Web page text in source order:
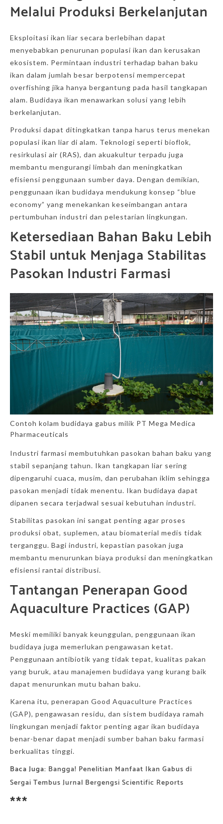
Melalui Produksi Berkelanjutan
Eksploitasi ikan liar secara berlebihan dapat
menyebabkan penurunan populasi ikan dan kerusakan
ekosistem. Permintaan industri terhadap bahan baku
ikan dalam jumlah besar berpotensi mempercepat
overfishing jika hanya bergantung pada hasil tangkapan
alam. Budidaya ikan menawarkan solusi yang lebih
berkelanjutan.
Produksi dapat ditingkatkan tanpa harus terus menekan
populasi ikan liar di alam. Teknologi seperti bioflok,
resirkulasi air (RAS), dan akuakultur terpadu juga
membantu mengurangi limbah dan meningkatkan
efisiensi penggunaan sumber daya. Dengan demikian,
penggunaan ikan budidaya mendukung konsep “blue
economy” yang menekankan keseimbangan antara
pertumbuhan industri dan pelestarian lingkungan.
Ketersediaan Bahan Baku Lebih
Stabil untuk Menjaga Stabilitas
Pasokan Industri Farmasi
Contoh kolam budidaya gabus milik PT Mega Medica
Pharmaceuticals
Industri farmasi membutuhkan pasokan bahan baku yang
stabil sepanjang tahun. Ikan tangkapan liar sering
dipengaruhi cuaca, musim, dan perubahan iklim sehingga
pasokan menjadi tidak menentu. Ikan budidaya dapat
dipanen secara terjadwal sesuai kebutuhan industri.
Stabilitas pasokan ini sangat penting agar proses
produksi obat, suplemen, atau biomaterial medis tidak
terganggu. Bagi industri, kepastian pasokan juga
membantu menurunkan biaya produksi dan meningkatkan
efisiensi rantai distribusi.
Tantangan Penerapan Good
Aquaculture Practices (GAP)
Meski memiliki banyak keunggulan, penggunaan ikan
budidaya juga memerlukan pengawasan ketat.
Penggunaan antibiotik yang tidak tepat, kualitas pakan
yang buruk, atau manajemen budidaya yang kurang baik
dapat menurunkan mutu bahan baku.
Karena itu, penerapan Good Aquaculture Practices
(GAP), pengawasan residu, dan sistem budidaya ramah
lingkungan menjadi faktor penting agar ikan budidaya
benar-benar dapat menjadi sumber bahan baku farmasi
berkualitas tinggi.
Baca Juga: Bangga! Penelitian Manfaat Ikan Gabus di
Sergai Tembus Jurnal Bergengsi Scientific Reports
***